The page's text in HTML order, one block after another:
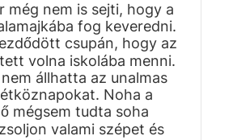
még nem is sejti, hogy a
fog keveredni.
csupán, hogy az
volna iskolába menni.
állhatta az unalmas
Noha a
mégsem tudta soha
valami szépet és